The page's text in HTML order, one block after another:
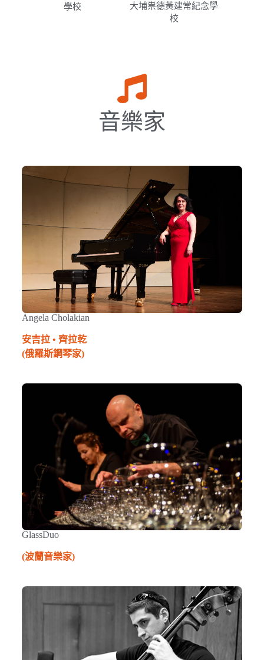
學校
大埔祟德黃建常紀念學
校
音樂家​
Angela Cholakian
安吉拉 • 齊拉乾
(俄羅斯鋼琴家)
GlassDuo
(波蘭音樂家)